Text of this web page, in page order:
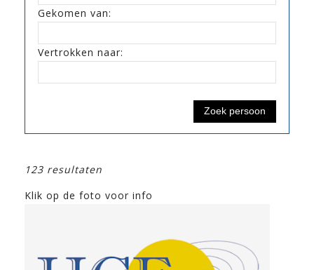
Gekomen van:
Vertrokken naar:
123 resultaten
Klik op de foto voor info